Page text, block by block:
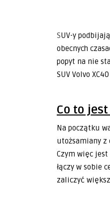
SUV-y podbijają rynek samochodów osobowych – jest ich coraz więcej, nie tylko na polskich drogach. W
obecnych
popyt na nie
SUV Volvo
Co to jest
Na początku
utożsamiany z
Czym więc
łączy w sobie
zaliczyć